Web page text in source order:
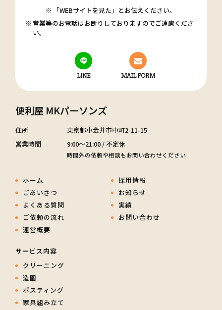
「WEBサイトを見た」とお伝えください。
営業等のお電話はお断りしておりますのでご遠慮くださ
い。
LINE MAIL FORM
便利屋 MKパーソンズ
住所
東京都小金井市中町2-11-15
営業時間
9:00～21:00 / 不定休
時間外の依頼や相談もお問い合わせください
ホーム
ごあいさつ
よくある質問
ご依頼の流れ
運営概要
採用情報
お知らせ
実績
お問い合わせ
サービス内容
クリーニング
造園
ポスティング
家具組み立て